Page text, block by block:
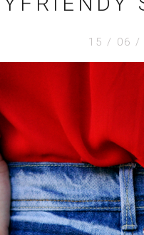
15 / 06 /